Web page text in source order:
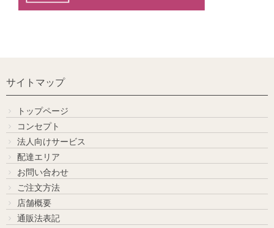
サイトマップ
トップページ
コンセプト
法人向けサービス
配達エリア
お問い合わせ
ご注文方法
店舗概要
通販法表記